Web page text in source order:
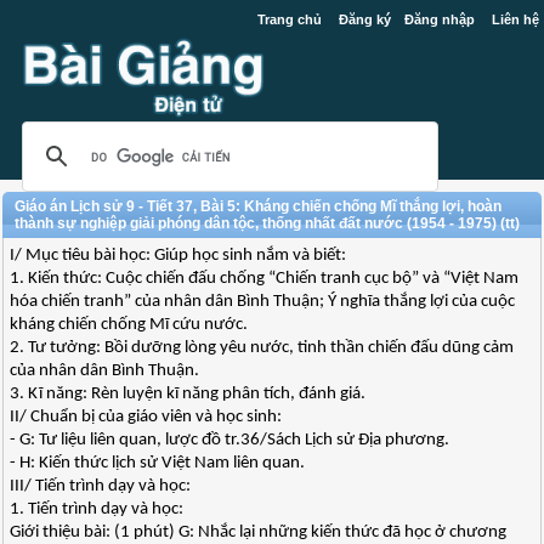
Trang chủ Đăng ký Đăng nhập Liên hệ
Giáo án Lịch sử 9 - Tiết 37, Bài 5: Kháng chiến chống Mĩ thắng lợi, hoàn
thành sự nghiệp giải phóng dân tộc, thống nhất đất nước (1954 - 1975) (tt)
I/ Mục tiêu bài học: Giúp học sinh nắm và biết:
1. Kiến thức: Cuộc chiến đấu chống “Chiến tranh cục bộ” và “Việt Nam
hóa chiến tranh” của nhân dân Bình Thuận; Ý nghĩa thắng lợi của cuộc
kháng chiến chống Mĩ cứu nước.
2. Tư tưởng: Bồi dưỡng lòng yêu nước, tinh thần chiến đấu dũng cảm
của nhân dân Bình Thuận.
3. Kĩ năng: Rèn luyện kĩ năng phân tích, đánh giá.
II/ Chuẩn bị của giáo viên và học sinh:
- G: Tư liệu liên quan, lược đồ tr.36/Sách Lịch sử Địa phương.
- H: Kiến thức lịch sử Việt Nam liên quan.
III/ Tiến trình dạy và học:
1. Tiến trình dạy và học:
Giới thiệu bài: (1 phút) G: Nhắc lại những kiến thức đã học ở chương